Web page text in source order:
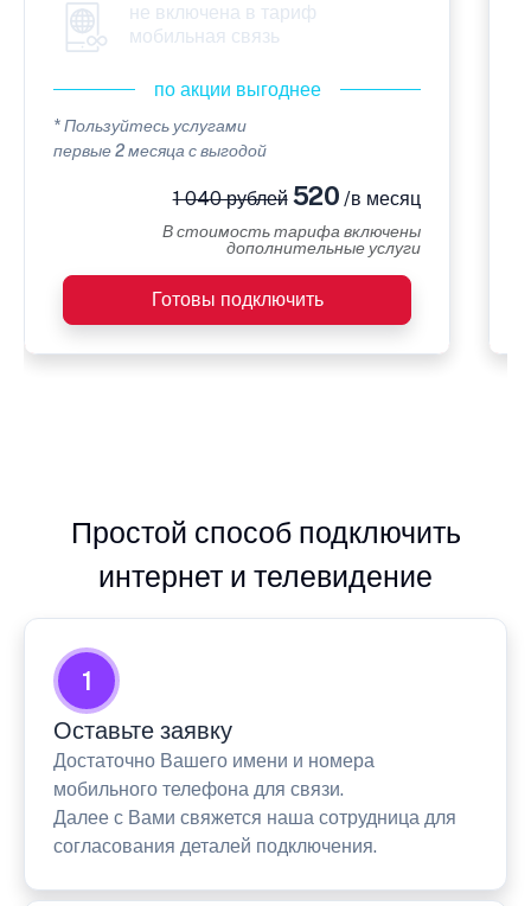
не включена в тариф
мобильная связь
по акции выгоднее
* Пользуйтесь услугами
первые 2 месяца с выгодой
1 040 рублей520 /в месяц
В стоимость тарифа включены
дополнительные услуги
Готовы подключить
Простой способ подключить
интернет и телевидение
1
Оставьте заявку
Достаточно Вашего имени и номера
мобильного телефона для связи.
Далее с Вами свяжется наша сотрудница для
согласования деталей подключения.